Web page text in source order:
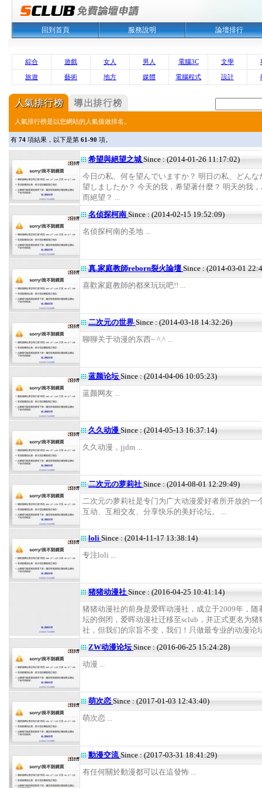
回到首頁 服務說明 論壇排行
綜合 遊戲 女人 男人 電腦3C 文學
旅遊 藝術 地方 媒體 電腦程式 設計
人氣排行榜是以您網站的人氣值做排名。
有 74 項結果，以下是第 61-90 項。
希望與絕望之城 Since : (2014-01-26 11:17:02)
今日の私、何を望んでいますか？ 明日の私、どんな
望しましたか？ 今天的我，希望著什麼？ 明天的我
而絕望？ ...
名侦探柯南 Since : (2014-02-15 19:52:09)
名侦探柯南的圣地 ...
真.家庭教師reborn裂火論壇 Since : (2014-03-01
喜歡家庭教師的都來玩玩吧!! ...
二次元の世界Since : (2014-03-18 14:32:26)
聊聊关于动漫的东西~ ^.^ ...
蓝颜论坛Since : (2014-04-06 10:05:23)
蓝颜网友 ...
久久动漫 Since : (2014-05-13 16:37:14)
久久动漫，jjdm ...
二次元の萝莉社Since : (2014-08-01 12:29:49)
二次元の萝莉社是专门为广大动漫爱好者所开放的一
互动、互相交友、分享快乐的美好论坛。 ...
loli Since : (2014-11-17 13:38:14)
专注loli ...
猪猪动漫社Since : (2016-04-25 10:41:14)
猪猪动漫社的前身是爱晖动漫社，成立于2009年，随
坛的倒闭，爱晖动漫社迁移至sclub，并正式更名为猪
社，但我们的宗旨不变，我们！只做最专业的动漫论
ZW动漫论坛Since : (2016-06-25 15:24:28)
动漫 ...
萌次恋Since : (2017-01-03 12:43:40)
萌次恋 ...
動漫交流Since : (2017-03-31 18:41:29)
有任何關於動漫都可以在這發怖 ...